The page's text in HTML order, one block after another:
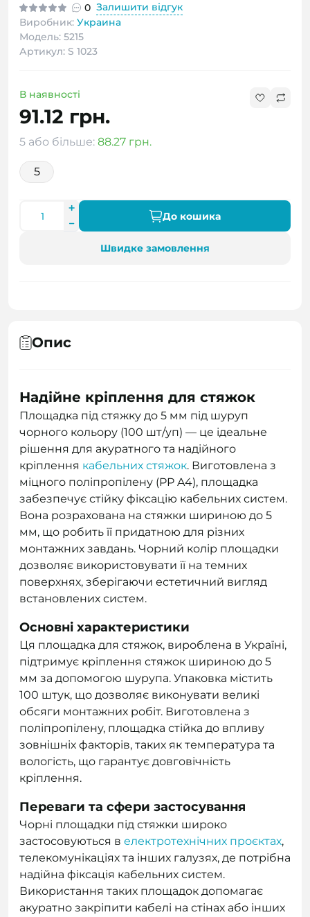
0 Залишити відгук
Виробник: Украина
Модель: 5215
Артикул: S 1023
В наявності
91.12 грн.
5 або більше: 88.27 грн.
5
До кошика
Швидке замовлення
Опис
Надійне кріплення для стяжок
Площадка під стяжку до 5 мм під шуруп
чорного кольору (100 шт/уп) — це ідеальне
рішення для акуратного та надійного
кріплення кабельних стяжок. Виготовлена з
міцного поліпропілену (PP A4), площадка
забезпечує стійку фіксацію кабельних систем.
Вона розрахована на стяжки шириною до 5
мм, що робить її придатною для різних
монтажних завдань. Чорний колір площадки
дозволяє використовувати її на темних
поверхнях, зберігаючи естетичний вигляд
встановлених систем.
Основні характеристики
Ця площадка для стяжок, вироблена в Україні,
підтримує кріплення стяжок шириною до 5
мм за допомогою шурупа. Упаковка містить
100 штук, що дозволяє виконувати великі
обсяги монтажних робіт. Виготовлена з
поліпропілену, площадка стійка до впливу
зовнішніх факторів, таких як температура та
вологість, що гарантує довговічність
кріплення.
Переваги та сфери застосування
Чорні площадки під стяжки широко
застосовуються в електротехнічних проєктах,
телекомунікаціях та інших галузях, де потрібна
надійна фіксація кабельних систем.
Використання таких площадок допомагає
акуратно закріпити кабелі на стінах або інших